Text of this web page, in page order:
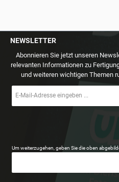
NEWSLETTER
Abonnieren Sie jetzt unseren
relevanten Informationen zu
und weiteren wichtigen Themen
Mail-
Um weiterzugehen, geben Sie die oben